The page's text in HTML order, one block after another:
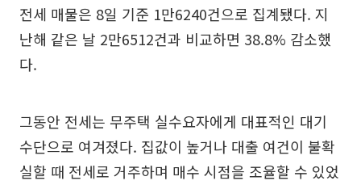
전세 매물은 8일 기준 1만6240건으로 집계됐다. 지
난해 같은 날 2만6512건과 비교하면 38.8% 감소했
다.
그동안 전세는 무주택 실수요자에게 대표적인 대기
수단으로 여겨졌다. 집값이 높거나 대출 여건이 불확
실할 때 전세로 거주하며 매수 시점을 조율할 수 있었